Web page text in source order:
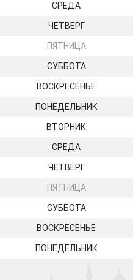
СРЕДА
ЧЕТВЕРГ
ПЯТНИЦА
СУББОТА
ВОСКРЕСЕНЬЕ
ПОНЕДЕЛЬНИК
ВТОРНИК
СРЕДА
ЧЕТВЕРГ
ПЯТНИЦА
СУББОТА
ВОСКРЕСЕНЬЕ
ПОНЕДЕЛЬНИК